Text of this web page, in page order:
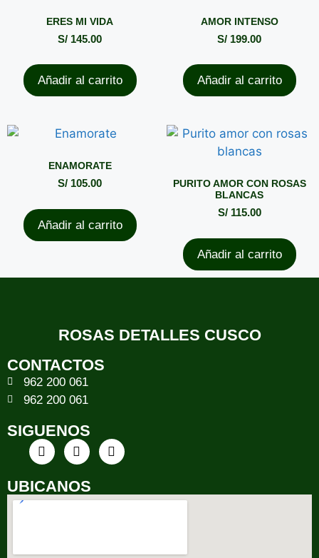
ERES MI VIDA
S/ 145.00
Añadir al carrito
AMOR INTENSO
S/ 199.00
Añadir al carrito
ENAMORATE
S/ 105.00
Añadir al carrito
PURITO AMOR CON ROSAS
BLANCAS
S/115.00
Añadir al carrito
ROSAS DETALLES CUSCO
CONTACTOS
962 200 061
962 200 061
SIGUENOS
UBICANOS